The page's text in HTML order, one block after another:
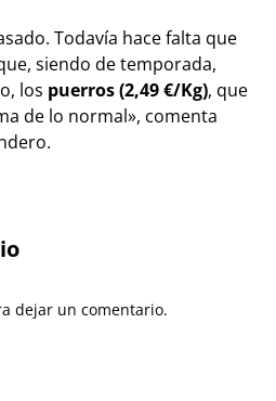
Todavía hace falta que
siendo de temporada,
los puerros (2,49 €/Kg), que
de lo normal», comenta
dejar un comentario.